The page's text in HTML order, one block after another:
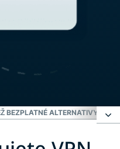
BEZPLATNÉ ALTERNATIVY PRO
pro Microsoft